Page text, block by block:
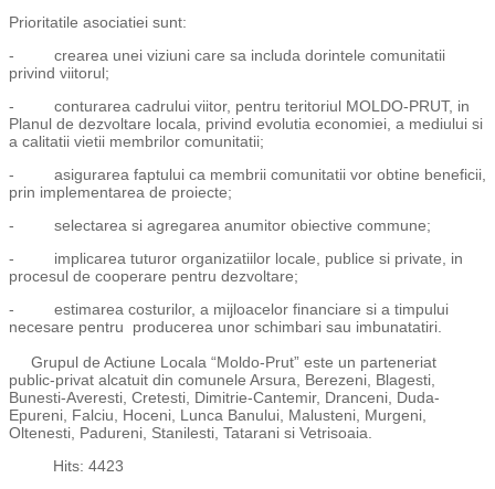
Prioritatile asociatiei sunt:
- crearea unei viziuni care sa includa dorintele comunitatii
privind viitorul;
- conturarea cadrului viitor, pentru teritoriul MOLDO-PRUT, in
Planul de dezvoltare locala, privind evolutia economiei, a mediului si
a calitatii vietii membrilor comunitatii;
- asigurarea faptului ca membrii comunitatii vor obtine beneficii,
prin implementarea de proiecte;
- selectarea si agregarea anumitor obiective commune;
- implicarea tuturor organizatiilor locale, publice si private, in
procesul de cooperare pentru dezvoltare;
- estimarea costurilor, a mijloacelor financiare si a timpului
necesare pentru producerea unor schimbari sau imbunatatiri.
Grupul de Actiune Locala “Moldo-Prut” este un parteneriat
public-privat alcatuit din comunele Arsura, Berezeni, Blagesti,
Bunesti-Averesti, Cretesti, Dimitrie-Cantemir, Dranceni, Duda-
Epureni, Falciu, Hoceni, Lunca Banului, Malusteni, Murgeni,
Oltenesti, Padureni, Stanilesti, Tatarani si Vetrisoaia.
Hits: 4423